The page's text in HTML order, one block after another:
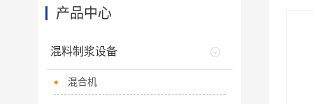
产品中心
混料制浆设备
混合机